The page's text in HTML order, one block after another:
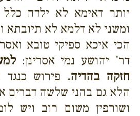
יותר דאימא לא ילדה כלל
ומשני לא דלמא לא תיובתא
הכי איכא ספיקי טובא
דר' יהושע נמי אסרינן:
חזקה בהדיה. פירוש
הלא גם בהני שלשה דברים
ושורפין משום רוב ויש